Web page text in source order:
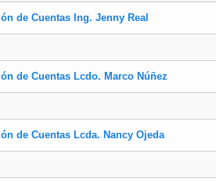
de Cuentas Ing. Jenny Real
de Cuentas Lcdo. Marco Núñez
de Cuentas Lcda. Nancy Ojeda